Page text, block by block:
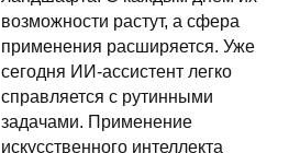
возможности растут, а сфера
применения расширяется. Уже
сегодня ИИ-ассистент легко
справляется с рутинными
задачами. Применение
искусственного интеллекта